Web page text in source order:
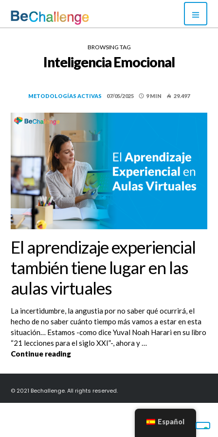
content
BROWSING TAG
Inteligencia Emocional
METODOLOGÍAS ACTIVAS 07/05/2025 9 MIN 29.497
El aprendizaje experiencial
también tiene lugar en las
aulas virtuales
La incertidumbre, la angustia por no saber qué ocurrirá, el
hecho de no saber cuánto tiempo más vamos a estar en esta
situación… Estamos -como dice Yuval Noah Harari en su libro
“21 lecciones para el siglo XXI”-, ahora y …
Continue readingEl aprendizaje experiencial también tiene
© 2021 Bechallenge. All rights reserved.
Español